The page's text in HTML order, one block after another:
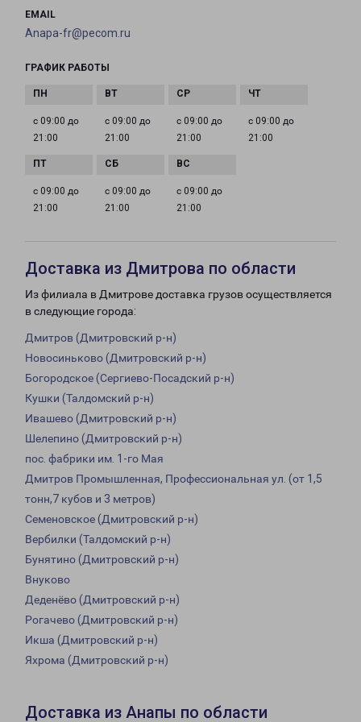
EMAIL
Anapa-fr@pecom.ru
ГРАФИК РАБОТЫ
с 09:00 до
21:00
с 09:00 до
21:00
с 09:00 до
21:00
с 09:00 до
21:00
с 09:00 до
21:00
с 09:00 до
21:00
с 09:00 до
21:00
Доставка из Дмитрова по области
Из филиала в Дмитрове доставка грузов осуществляется
в следующие города:
Дмитров (Дмитровский р-н)
Новосиньково (Дмитровский р-н)
Богородское (Сергиево-Посадский р-н)
Кушки (Талдомский р-н)
Ивашево (Дмитровский р-н)
Шелепино (Дмитровский р-н)
пос. фабрики им. 1-го Мая
Дмитров Промышленная, Профессиональная ул. (от 1,5
тонн,7 кубов и 3 метров)
Семеновское (Дмитровский р-н)
Вербилки (Талдомский р-н)
Бунятино (Дмитровский р-н)
Внуково
Деденёво (Дмитровский р-н)
Рогачево (Дмитровский р-н)
Икша (Дмитровский р-н)
Яхрома (Дмитровский р-н)
Доставка из Анапы по области